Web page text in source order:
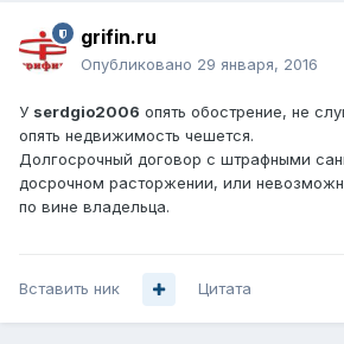
grifin.ru
Опубликовано 29 января, 2016
У serdgio2006 опять обострение, не
опять недвижимость чешется.
Долгосрочный договор с штрафными
досрочном расторжении, или
по вине владельца.
Вставить ник Цитата